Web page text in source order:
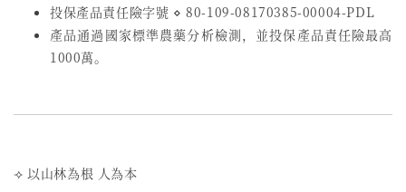
投保產品責任險字號 ⋄80-109-08170385-00004-PDL
產品通過國家標準農藥分析檢測，並投保產品責任險最高
1000萬。
⟢ 以山林為根 人為本